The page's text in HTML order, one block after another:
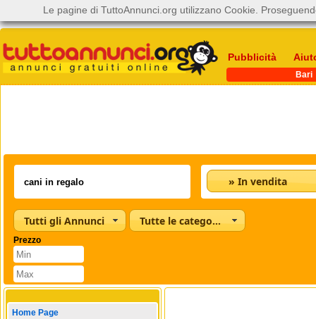
Pubblicità
Bari
» In vendita
Tutti gli Annunci Tutte le categorie
Prezzo
Home Page
Le pagine di TuttoAnnunci.org utilizzano Cookie.